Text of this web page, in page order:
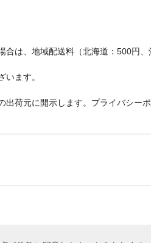
は、地域配送料（北海道：500円
ます。
荷元に開示します。プライバシー